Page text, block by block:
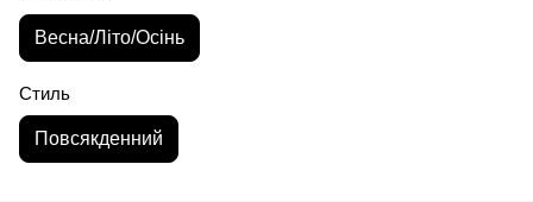
Весна/Літо/Осінь
Стиль
Повсякденний